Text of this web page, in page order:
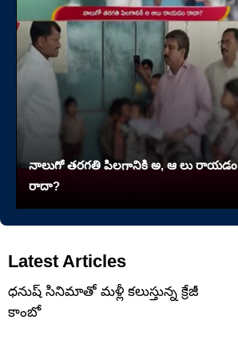
నాలుగో త‌ర‌గతి పిలగానికి అ, ఆ లు రాయ‌డం
రాదా?
Latest Articles
ధనుష్ సినిమాతో మళ్లీ కలుస్తున్న క్రేజీ
కాంబో